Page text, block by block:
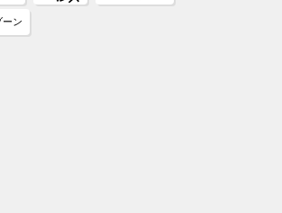
ーン